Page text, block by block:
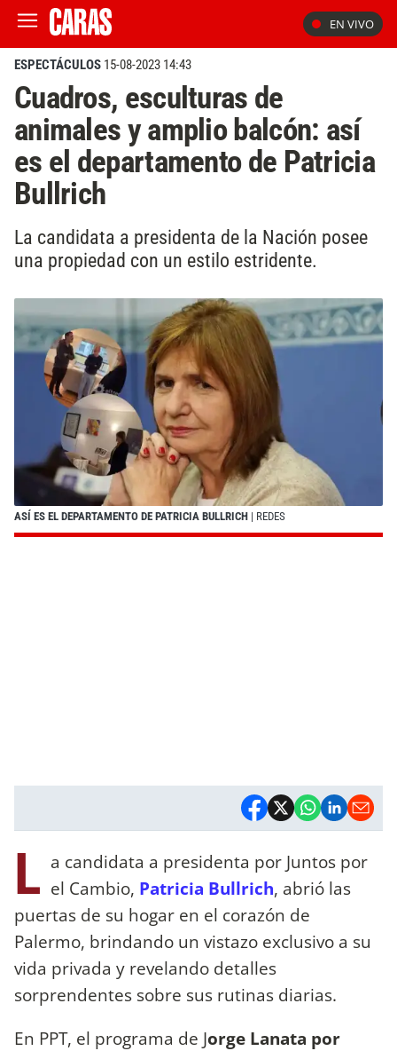
EN VIVO
ESPECTÁCULOS 15-08-2023 14:43
Cuadros, esculturas de
animales y amplio balcón: así
es el departamento de Patricia
Bullrich
La candidata a presidenta de la Nación posee
una propiedad con un estilo estridente.
ASÍ ES EL DEPARTAMENTO DE PATRICIA BULLRICH | REDES
L a candidata a presidenta por Juntos por
el Cambio, Patricia Bullrich, abrió las
puertas de su hogar en el corazón de
Palermo, brindando un vistazo exclusivo a su
vida privada y revelando detalles
sorprendentes sobre sus rutinas diarias.
En PPT, el programa de Jorge Lanata por